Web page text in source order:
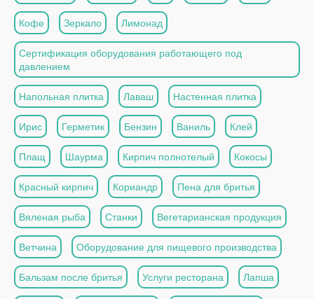
Кофе Зеркало Лимонад
Сертификация оборудования работающего под
давлением
Напольная плитка Лаваш Настенная плитка
Ирис Герметик Бензин Ваниль Клей
Плащ Шаурма Кирпич полнотелый Кокосы
Красный кирпич Кориандр Пена для бритья
Вяленая рыба Станки Вегетарианская продукция
Ветчина Оборудование для пищевого производства
Бальзам после бритья Услуги ресторана Лапша